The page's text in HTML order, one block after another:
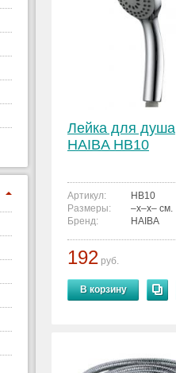
Лейка для душа
HAIBA HB10
Артикул:
HB10
Размеры:
–x–x– см.
Бренд:
HAIBA
192 руб.
В корзину